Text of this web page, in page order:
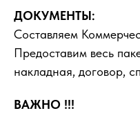
ДОКУМЕНТЫ:
Составляем
Предоставим весь
накладная, договор,
ВАЖНО !!!